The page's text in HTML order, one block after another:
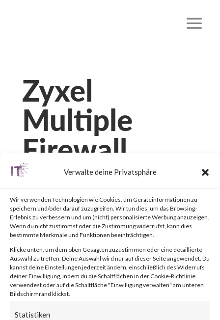
Verwalte deine Privatsphäre
Wir verwenden Technologien wie Cookies, um Geräteinformationen zu
speichern und/oder darauf zuzugreifen. Wir tun dies, um das Browsing-
Erlebnis zu verbessern und um (nicht) personalisierte Werbung anzuzeigen.
Wenn du nicht zustimmst oder die Zustimmung widerrufst, kann dies
bestimmte Merkmale und Funktionen beeinträchtigen.
Klicke unten, um dem oben Gesagten zuzustimmen oder eine detaillierte
Auswahl zu treffen. Deine Auswahl wird nur auf dieser Seite angewendet. Du
kannst deine Einstellungen jederzeit ändern, einschließlich des Widerrufs
deiner Einwilligung, indem du die Schaltflächen in der Cookie-Richtlinie
verwendest oder auf die Schaltfläche "Einwilligung verwalten" am unteren
Bildschirmrand klickst.
Statistiken
Zyxel
Multiple
Firewall
Vulnerabiliti
es
von|11. Juni 2023|Unkategorisiert|0 Kommentare
Facebook 0